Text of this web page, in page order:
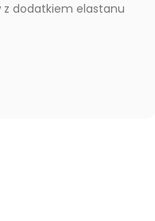
z dodatkiem elastanu